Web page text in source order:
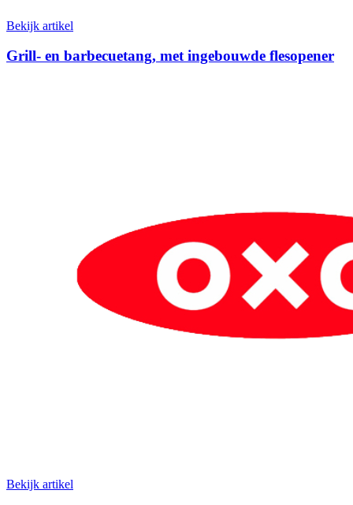
Bekijk artikel
Grill- en barbecuetang, met ingebouwde flesopener
Bekijk artikel